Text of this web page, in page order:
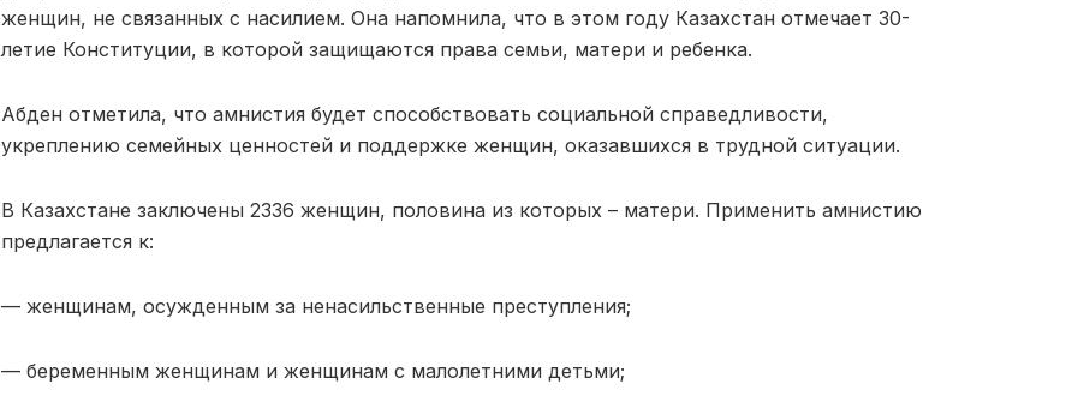
женщин, не связанных с насилием. Она напомнила, что в этом году Казахстан отмечает 30-
летие Конституции, в которой защищаются права семьи, матери и ребенка.
Абден отметила, что амнистия будет способствовать социальной справедливости,
укреплению семейных ценностей и поддержке женщин, оказавшихся в трудной ситуации.
В Казахстане заключены 2336 женщин, половина из которых – матери. Применить амнистию
предлагается к:
— женщинам, осужденным за ненасильственные преступления;
— беременным женщинам и женщинам с малолетними детьми;